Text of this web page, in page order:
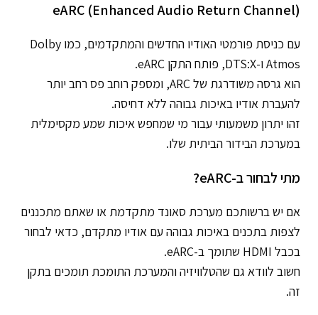
eARC (Enhanced Audio Return Channel)
עם כניסת פורמטי האודיו החדשים והמתקדמים, כמו Dolby
Atmos ו-DTS:X, פותח התקן eARC.
הוא גרסה משודרגת של ARC, ומספק רוחב פס רחב יותר
להעברת אודיו באיכות גבוהה ללא דחיסה.
זהו יתרון משמעותי עבור מי שמחפש איכות שמע מקסימלית
במערכת הבידור הביתית שלו.
מתי לבחור ב-eARC?
אם יש ברשותכם מערכת סאונד מתקדמת או שאתם מתכננים
לצפות בתכנים באיכות גבוהה עם אודיו מתקדם, כדאי לבחור
בכבל HDMI שתומך ב-eARC.
חשוב לוודא גם שהטלוויזיה והמערכת התומכת תומכים בתקן
זה.